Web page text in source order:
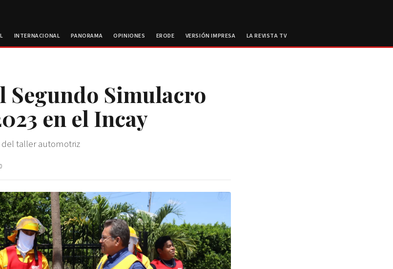
INTERNACIONAL PANORAMA OPINIONES ERODE VERSIÓN IMPRESA LA REVISTA TV
Segundo Simulacro
en el Incay
del taller automotriz